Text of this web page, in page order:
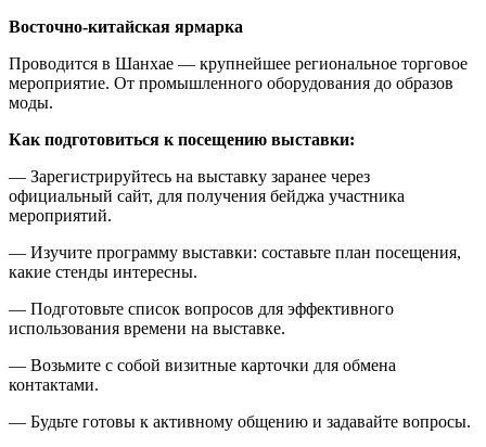
Восточно-китайская ярмарка
Проводится в Шанхае — крупнейшее региональное торговое
мероприятие. От промышленного оборудования до образов
моды.
Как подготовиться к посещению выставки:
— Зарегистрируйтесь на выставку заранее через
официальный сайт, для получения бейджа участника
мероприятий.
— Изучите программу выставки: составьте план посещения,
какие стенды интересны.
— Подготовьте список вопросов для эффективного
использования времени на выставке.
— Возьмите с собой визитные карточки для обмена
контактами.
— Будьте готовы к активному общению и задавайте вопросы.